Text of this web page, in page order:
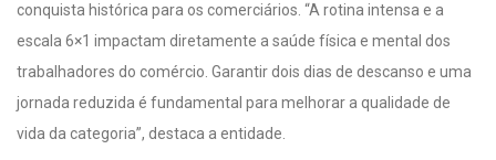
conquista histórica para os comerciários. “A rotina intensa e a
escala 6×1 impactam diretamente a saúde física e mental dos
trabalhadores do comércio. Garantir dois dias de descanso e uma
jornada reduzida é fundamental para melhorar a qualidade de
vida da categoria”, destaca a entidade.